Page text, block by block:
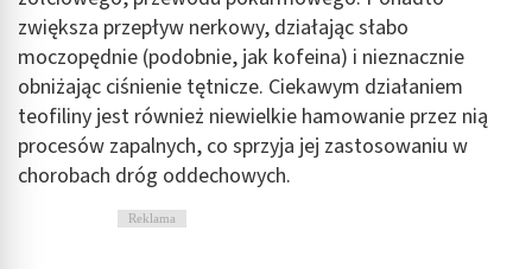
zwiększa przepływ nerkowy, działając słabo
moczopędnie (podobnie, jak kofeina) i nieznacznie
obniżając ciśnienie tętnicze. Ciekawym działaniem
teofiliny jest również niewielkie hamowanie przez nią
procesów zapalnych, co sprzyja jej zastosowaniu w
chorobach dróg oddechowych.
Reklama